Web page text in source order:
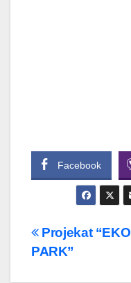
Facebook
Navigacija
Projekat “EKO
PARK”